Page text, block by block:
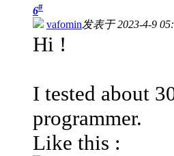
6#
vafomin发表于 2023-4-9
Hi !
I tested about
programmer.
Like this :